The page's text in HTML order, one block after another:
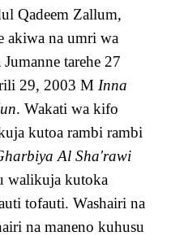
Qadeem Zallum,
akiwa na umri wa
tarehe 27
29, 2003 M Inna
. Wakati wa kifo
kutoa rambi rambi
Al Sha'rawi
walikuja kutoka
tofauti. Washairi na
na maneno kuhusu